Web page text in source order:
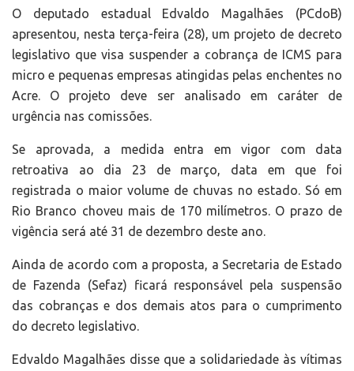
O deputado estadual Edvaldo Magalhães (PCdoB)
apresentou, nesta terça-feira (28), um projeto de decreto
legislativo que visa suspender a cobrança de ICMS para
micro e pequenas empresas atingidas pelas enchentes no
Acre. O projeto deve ser analisado em caráter de
urgência nas comissões.
Se aprovada, a medida entra em vigor com data
retroativa ao dia 23 de março, data em que foi
registrada o maior volume de chuvas no estado. Só em
Rio Branco choveu mais de 170 milímetros. O prazo de
vigência será até 31 de dezembro deste ano.
Ainda de acordo com a proposta, a Secretaria de Estado
de Fazenda (Sefaz) ficará responsável pela suspensão
das cobranças e dos demais atos para o cumprimento
do decreto legislativo.
Edvaldo Magalhães disse que a solidariedade às vítimas